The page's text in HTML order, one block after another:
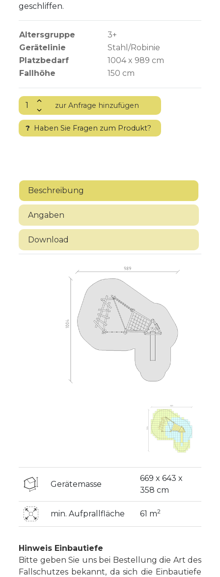
geschliffen.
Altersgruppe
3+
Gerätelinie
Stahl/Robinie
Platzbedarf
1004 x 989 cm
Fallhöhe
150 cm
? Haben Sie Fragen zum Produkt?
Beschreibung
Angaben
Download
Gerätemasse
669 x 643 x
358 cm
min. Aufprallfläche 61 m2
Hinweis Einbautiefe
Bitte geben Sie uns bei Bestellung die Art des
Fallschutzes bekannt, da sich die Einbautiefe